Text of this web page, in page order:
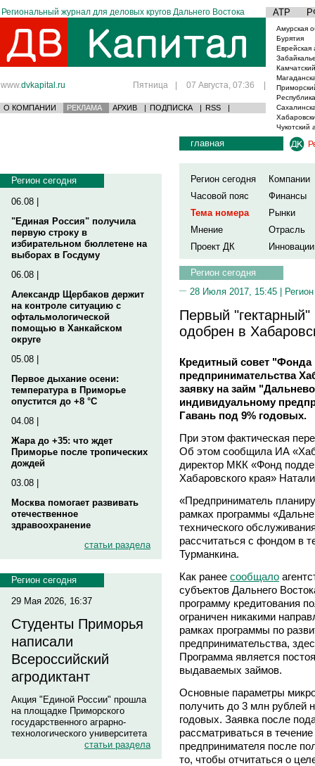
Региональный журнал для деловых кругов Дальнего Востока АТР
www.dvkapital.ru Пятница | 07 Августа, 07:36 |
О КОМПАНИИ РЕКЛАМА АРХИВ | ПОДПИСКА | RSS |
Амурская
Бурятия
Еврейская
Чукотский
Регион сегодня
06.08 |
"Единая Россия" получила
первую строку в
избирательном бюллетене на
выборах в Госдуму
06.08 |
Александр Щербаков держит
на контроле ситуацию с
офтальмологической
помощью в Ханкайском
округе
05.08 |
Первое дыхание осени:
температура в Приморье
опустится до +8 °C
04.08 |
Жара до +35: что ждет
Приморье после тропических
дождей
03.08 |
Москва помогает развивать
отечественное
здравоохранение
статьи раздела
Регион сегодня
29 Мая 2026, 16:37
Студенты Приморья
написали
Всероссийский
агродиктант
Акция "Единой России" прошла
на площадке Приморского
государственного аграрно-
технологического университета
статьи раздела
главная
Регион сегодня
Компании
Часовой пояс
Финансы
Тема номера
Рынки
Мнение
Отрасль
Проект ДК
Инновации
Регион сегодня
28 Июля 2017, 15:45 |
Первый
одобрен в
Кредитный совет
предпринимательства
заявку на займ
индивидуальному
Гавань под 9% годовых.
При этом фактическая
Об этом сообщила ИА
директор МКК «Фонд
Хабаровского края»
«Предприниматель
рамках программы
технического
рассчитаться с фондом в
Турманкина.
Как ранее сообщало
субъектов Дальнего
программу кредитования
ограничен никакими
рамках программы по
предпринимательства,
Программа является
выдаваемых займов.
Основные параметры
получить до 3 млн рублей
годовых. Заявка после
рассматриваться в
предпринимателя после
то, чтобы отчитаться о